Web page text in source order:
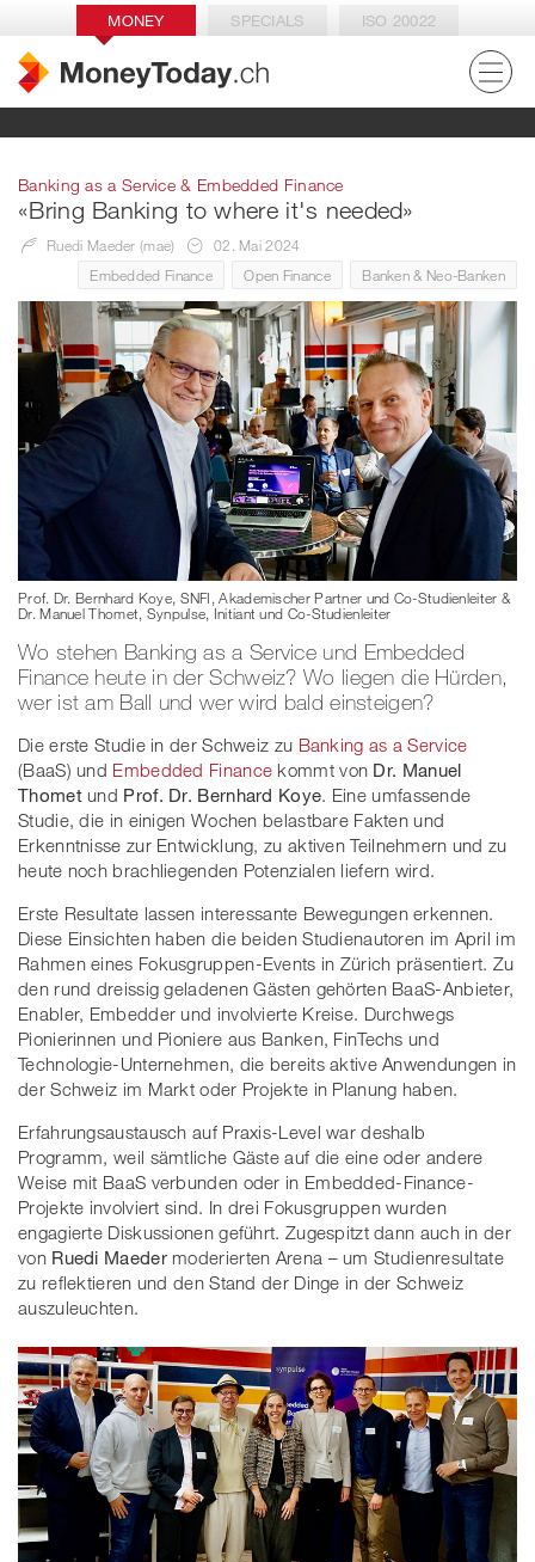
MONEY SPECIALS ISO 20022
Banking as a Service & Embedded Finance
«Bring Banking to where it's needed»
Ruedi Maeder (mae)
02. Mai 2024
Embedded Finance
Open Finance Banken & Neo-Banken
Prof. Dr. Bernhard Koye, SNFI, Akademischer Partner und Co-Studienleiter &
Dr. Manuel Thomet, Synpulse, Initiant und Co-Studienleiter
Wo stehen Banking as a Service und Embedded
Finance heute in der Schweiz? Wo liegen die Hürden,
wer ist am Ball und wer wird bald einsteigen?
Die erste Studie in der Schweiz zu Banking as a Service
(BaaS) und Embedded Finance kommt von Dr. Manuel
Thometund Prof. Dr. Bernhard Koye . Eine umfassende
Studie, die in einigen Wochen belastbare Fakten und
Erkenntnisse zur Entwicklung, zu aktiven Teilnehmern und zu
heute noch brachliegenden Potenzialen liefern wird.
Erste Resultate lassen interessante Bewegungen erkennen.
Diese Einsichten haben die beiden Studienautoren im April im
Rahmen eines Fokusgruppen-Events in Zürich präsentiert. Zu
den rund dreissig geladenen Gästen gehörten BaaS-Anbieter,
Enabler, Embedder und involvierte Kreise. Durchwegs
Pionierinnen und Pioniere aus Banken, FinTechs und
Technologie-Unternehmen, die bereits aktive Anwendungen in
der Schweiz im Markt oder Projekte in Planung haben.
Erfahrungsaustausch auf Praxis-Level war deshalb
Programm, weil sämtliche Gäste auf die eine oder andere
Weise mit BaaS verbunden oder in Embedded-Finance-
Projekte involviert sind. In drei Fokusgruppen wurden
engagierte Diskussionen geführt. Zugespitzt dann auch in der
von Ruedi Maedermoderierten Arena – um Studienresultate
zu reflektieren und den Stand der Dinge in der Schweiz
auszuleuchten.